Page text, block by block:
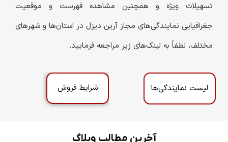
تسهیلات ویژه و همچنین مشاهده فهرست و موقعیت
جغرافیایی نمایندگی‌های مجاز آرین دیزل در استان‌ها و شهرهای
مختلف، لطفاً به لینک‌های زیر مراجعه فرمایید.
لیست نمایندگی‌ها شرایط فروش
آخرین مطالب وبلاگ